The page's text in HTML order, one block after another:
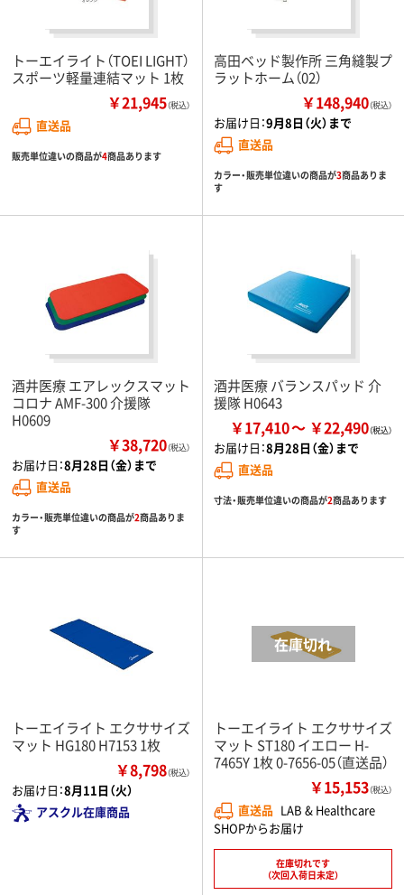
トーエイライト（TOEI LIGHT）
スポーツ軽量連結マット 1枚
￥21,945（税込）
直送品
販売単位違いの商品が4商品あります
高田ベッド製作所 三角縫製プ
ラットホーム（02）
￥148,940（税込）
お届け日：9月8日（火）まで
直送品
カラー・販売単位違いの商品が3商品ありま
す
酒井医療 エアレックスマット
コロナ AMF-300 介援隊
H0609
￥38,720（税込）
お届け日：8月28日（金）まで
直送品
カラー・販売単位違いの商品が2商品ありま
す
酒井医療 バランスパッド 介
援隊 H0643
￥17,410 ￥22,490
お届け日：8月28日（金）まで
直送品
寸法・販売単位違いの商品が2商品あります
トーエイライト エクササイズ
マット HG180 H7153 1枚
￥8,798（税込）
お届け日：8月11日（火）
アスクル在庫商品
トーエイライト エクササイズ
マット ST180 イエロー H-
7465Y 1枚 0-7656-05（直送品）
￥15,153（税込）
直送品 LAB & Healthcare
SHOPからお届け
在庫切れです
（次回入荷日未定）